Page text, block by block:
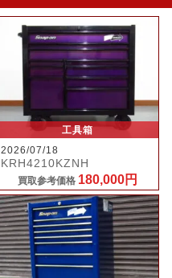
工具箱
2026/07/18
KRH4210KZNH
買取参考価格 180,000円